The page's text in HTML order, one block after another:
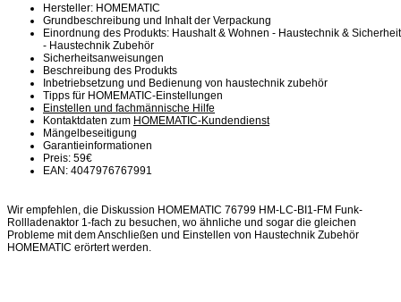
Hersteller: HOMEMATIC
Grundbeschreibung und Inhalt der Verpackung
Einordnung des Produkts: Haushalt & Wohnen - Haustechnik & Sicherheit
- Haustechnik Zubehör
Sicherheitsanweisungen
Beschreibung des Produkts
Inbetriebsetzung und Bedienung von haustechnik zubehör
Tipps für HOMEMATIC-Einstellungen
Einstellen und fachmännische Hilfe
Kontaktdaten zum HOMEMATIC-Kundendienst
Mängelbeseitigung
Garantieinformationen
Preis: 59€
EAN: 4047976767991
Wir empfehlen, die Diskussion HOMEMATIC 76799 HM-LC-BI1-FM Funk-
Rollladenaktor 1-fach zu besuchen, wo ähnliche und sogar die gleichen
Probleme mit dem Anschließen und Einstellen von Haustechnik Zubehör
HOMEMATIC erörtert werden.